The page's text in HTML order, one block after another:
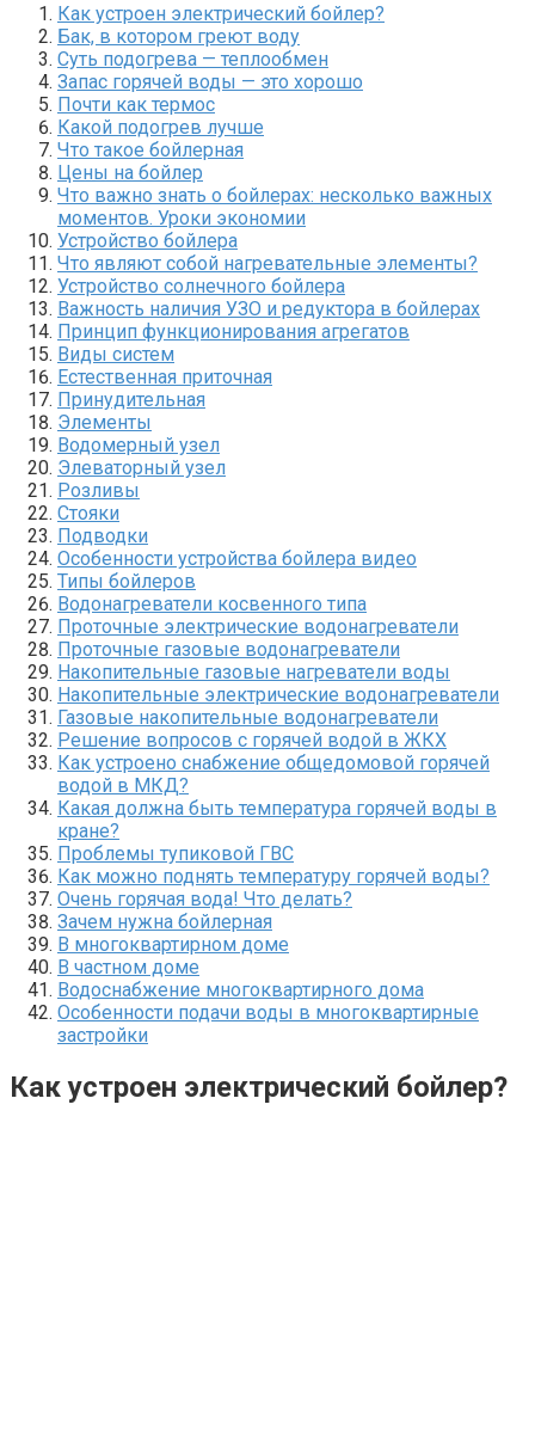
Как устроен электрический бойлер?
Бак, в котором греют воду
Суть подогрева — теплообмен
Запас горячей воды — это хорошо
Почти как термос
Какой подогрев лучше
Что такое бойлерная
Цены на бойлер
Что важно знать о бойлерах: несколько важных
моментов. Уроки экономии
Устройство бойлера
Что являют собой нагревательные элементы?
Устройство солнечного бойлера
Важность наличия УЗО и редуктора в бойлерах
Принцип функционирования агрегатов
Виды систем
Естественная приточная
Принудительная
Элементы
Водомерный узел
Элеваторный узел
Розливы
Стояки
Подводки
Особенности устройства бойлера видео
Типы бойлеров
Водонагреватели косвенного типа
Проточные электрические водонагреватели
Проточные газовые водонагреватели
Накопительные газовые нагреватели воды
Накопительные электрические водонагреватели
Газовые накопительные водонагреватели
Решение вопросов с горячей водой в ЖКХ
Как устроено снабжение общедомовой горячей
водой в МКД?
Какая должна быть температура горячей воды в
кране?
Проблемы тупиковой ГВС
Как можно поднять температуру горячей воды?
Очень горячая вода! Что делать?
Зачем нужна бойлерная
В многоквартирном доме
В частном доме
Водоснабжение многоквартирного дома
Особенности подачи воды в многоквартирные
застройки
Как устроен электрический бойлер?